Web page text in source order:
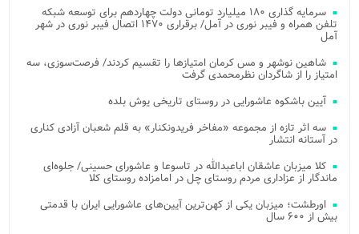
سرمایه گذاری ۱۸۰ میلیارد تومانی دولت چهاردهم برای توسعه شبکه
تلفن همراه و فیبر نوری در آمل/ برقراری ۱۴۷۰ اتصال فیبر نوری در شهر
آمل
شاهین نوشهر و مس کرمان امتیازها را تقسیم کردند/ فرصت‌سوزی، سه
امتیاز را از شاگردان نظرمحمدی گرفت
آیین باشکوه عاشورایی در روستای تاریخی یوش بلده
سه اثر تازه از مجموعه «مفاخر فریدونکنار» به قلم شعبان آزادی کناری
در آستانه انتشار
کلا میزبان عاشقان اباعبدالله در تاسوعا و عاشورای حسینی/ جلوه‌ای
ماندگار از عزاداری مردم روستای چل در امامزاده روستای کلا
اورطشت؛ میزبان یکی از کهن‌ترین آیین‌های عاشورایی ایران با قدمتی
بیش از ۶۰۰ سال